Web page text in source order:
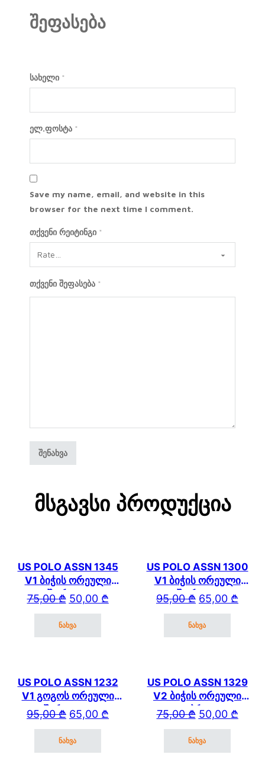
შეფასება
სახელი *
ელ.ფოსტა *
Save my name, email, and website in this
browser for the next time I comment.
თქვენი რეიტინგი *
თქვენი შეფასება *
Მსგავსი Პროდუქცია
US POLO ASSN 1345
V1 ბიჭის ორეული
შორტით
75,00₾ Original price was: 75,00 ₾.
50,00 ₾
Current price is: 50,00 ₾.
ნახვა
US POLO ASSN 1300
V1 ბიჭის ორეული
შორტით
95,00₾ Original price
65,00 ₾
Current price is:
ნახვა
US POLO ASSN 1232
V1 გოგოს ორეული
შარვლით
95,00₾ Original price was: 95,00 ₾.
65,00 ₾
Current price is: 65,00 ₾.
ნახვა
US POLO ASSN 1329
V2 ბიჭის ორეული
კაპრით
75,00₾ Original price
50,00 ₾
Current price is:
ნახვა